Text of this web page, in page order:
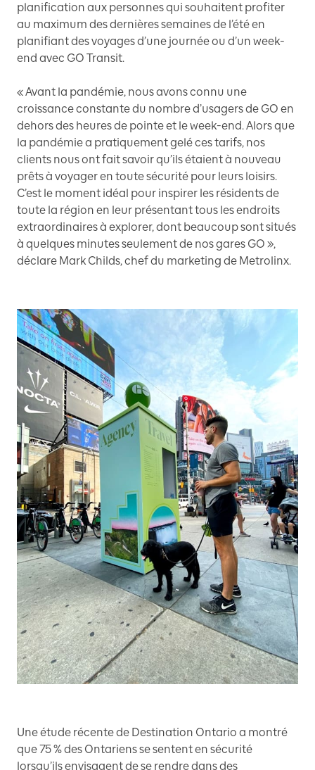
planification aux personnes qui souhaitent profiter
au maximum des dernières semaines de l’été en
planifiant des voyages d’une journée ou d’un week-
end avec GO Transit.
« Avant la pandémie, nous avons connu une
croissance constante du nombre d’usagers de GO en
dehors des heures de pointe et le week-end. Alors que
la pandémie a pratiquement gelé ces tarifs, nos
clients nous ont fait savoir qu’ils étaient à nouveau
prêts à voyager en toute sécurité pour leurs loisirs.
C’est le moment idéal pour inspirer les résidents de
toute la région en leur présentant tous les endroits
extraordinaires à explorer, dont beaucoup sont situés
à quelques minutes seulement de nos gares GO »,
déclare Mark Childs, chef du marketing de Metrolinx.
Une étude récente de Destination Ontario a montré
que 75 % des Ontariens se sentent en sécurité
lorsqu’ils envisagent de se rendre dans des